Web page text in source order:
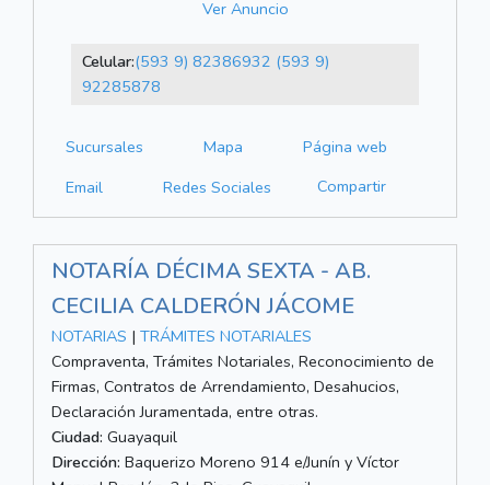
Ver Anuncio
Celular:(593 9) 82386932 (593 9)
92285878
Sucursales Mapa
Página web
Email
Redes Sociales Compartir
NOTARÍA DÉCIMA SEXTA - AB.
CECILIA CALDERÓN JÁCOME
NOTARIAS | TRÁMITES NOTARIALES
Compraventa, Trámites Notariales, Reconocimiento de
Firmas, Contratos de Arrendamiento, Desahucios,
Declaración Juramentada, entre otras.
Ciudad: Guayaquil
Dirección: Baquerizo Moreno 914 e/Junín y Víctor